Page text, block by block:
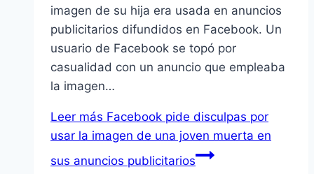
imagen de su hija era usada en anuncios
publicitarios difundidos en Facebook. Un
usuario de Facebook se topó por
casualidad con un anuncio que empleaba
la imagen…
Leer más Facebook pide disculpas por
usar la imagen de una joven muerta en
sus anuncios publicitarios